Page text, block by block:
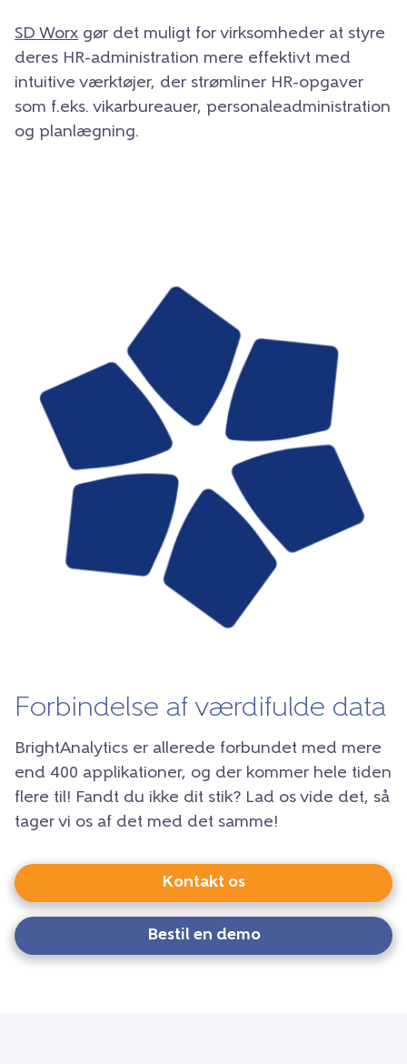
SD Worx gør det muligt for virksomheder at styre
deres HR-administration mere effektivt med
intuitive værktøjer, der strømliner HR-opgaver
som f.eks. vikarbureauer, personaleadministration
og planlægning.
Forbindelse af værdifulde data
BrightAnalytics er allerede forbundet med mere
end 400 applikationer, og der kommer hele tiden
flere til! Fandt du ikke dit stik? Lad os vide det, så
tager vi os af det med det samme!
Kontakt os
Bestil en demo